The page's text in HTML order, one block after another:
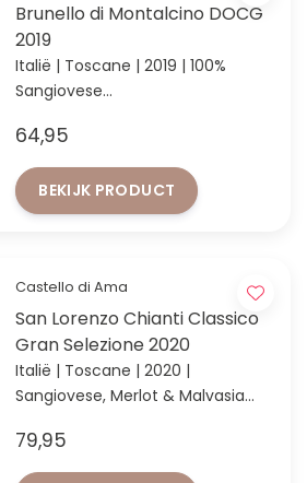
Brunello di Montalcino DOCG
2019
Italië | Toscane | 2019 | 100%
Sangiovese
vintage 2019
64,95
BEKIJK PRODUCT
Castello di Ama
San Lorenzo Chianti Classico
Gran Selezione 2020
Italië | Toscane | 2020 |
Sangiovese, Merlot & Malvasia
Chianti Classico Gran Selezione
van topdomein Castello di Ama
79,95